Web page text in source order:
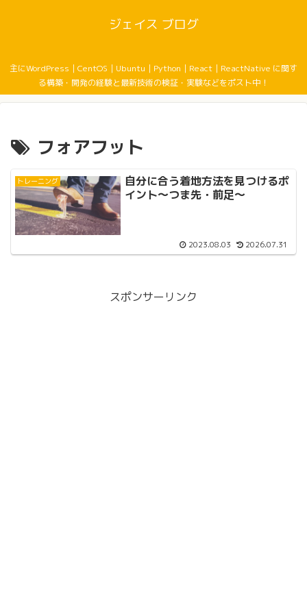
ジェイス ブログ
主にWordPress｜CentOS｜Ubuntu｜Python｜React｜ReactNative に関す
る構築・開発の経験と最新技術の検証・実験などをポスト中！
フォアフット
トレーニング
自分に合う着地方法を見つけるポ
イント〜つま先・前足〜
2023.08.03 2026.07.31
スポンサーリンク